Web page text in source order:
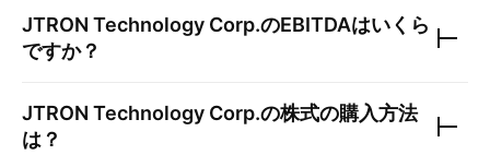
JTRON Technology Corp.のEBITDAはいくら
ですか？
JTRON Technology Corp.の株式の購入方法
は？